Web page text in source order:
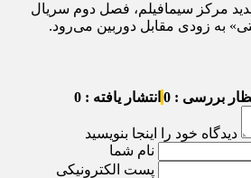
مرکز سیمافیلم، فصل دوم سریال
به زودی مقابل دوربین می‌رود.
بررسی : 0 انتشار یافته : 0
دیدگاه خود را اینجا بنویسید
نام شما
پست الکترونیکی